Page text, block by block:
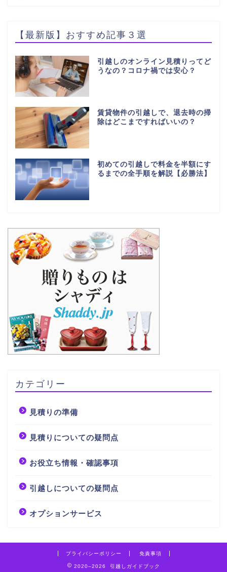
【最新版】おすすめ記事３選
引越しのオンライン見積りってど
うなの？コロナ禍では安心？
賃貸物件の引越しで、退去時の掃
除はどこまですればいいの？
初めての引越しで料金を半額にす
るまでの全手順を解説【必勝法】
カテゴリー
見積りの準備
見積りについての疑問点
お役立ち情報・確認事項
引越しについての疑問点
オプションサービス
プライバシーポリシー 免責事項
2020–2026 引越しガイドブック